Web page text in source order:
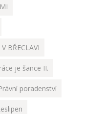
BŘECLAVI
je šance II.
poradenství